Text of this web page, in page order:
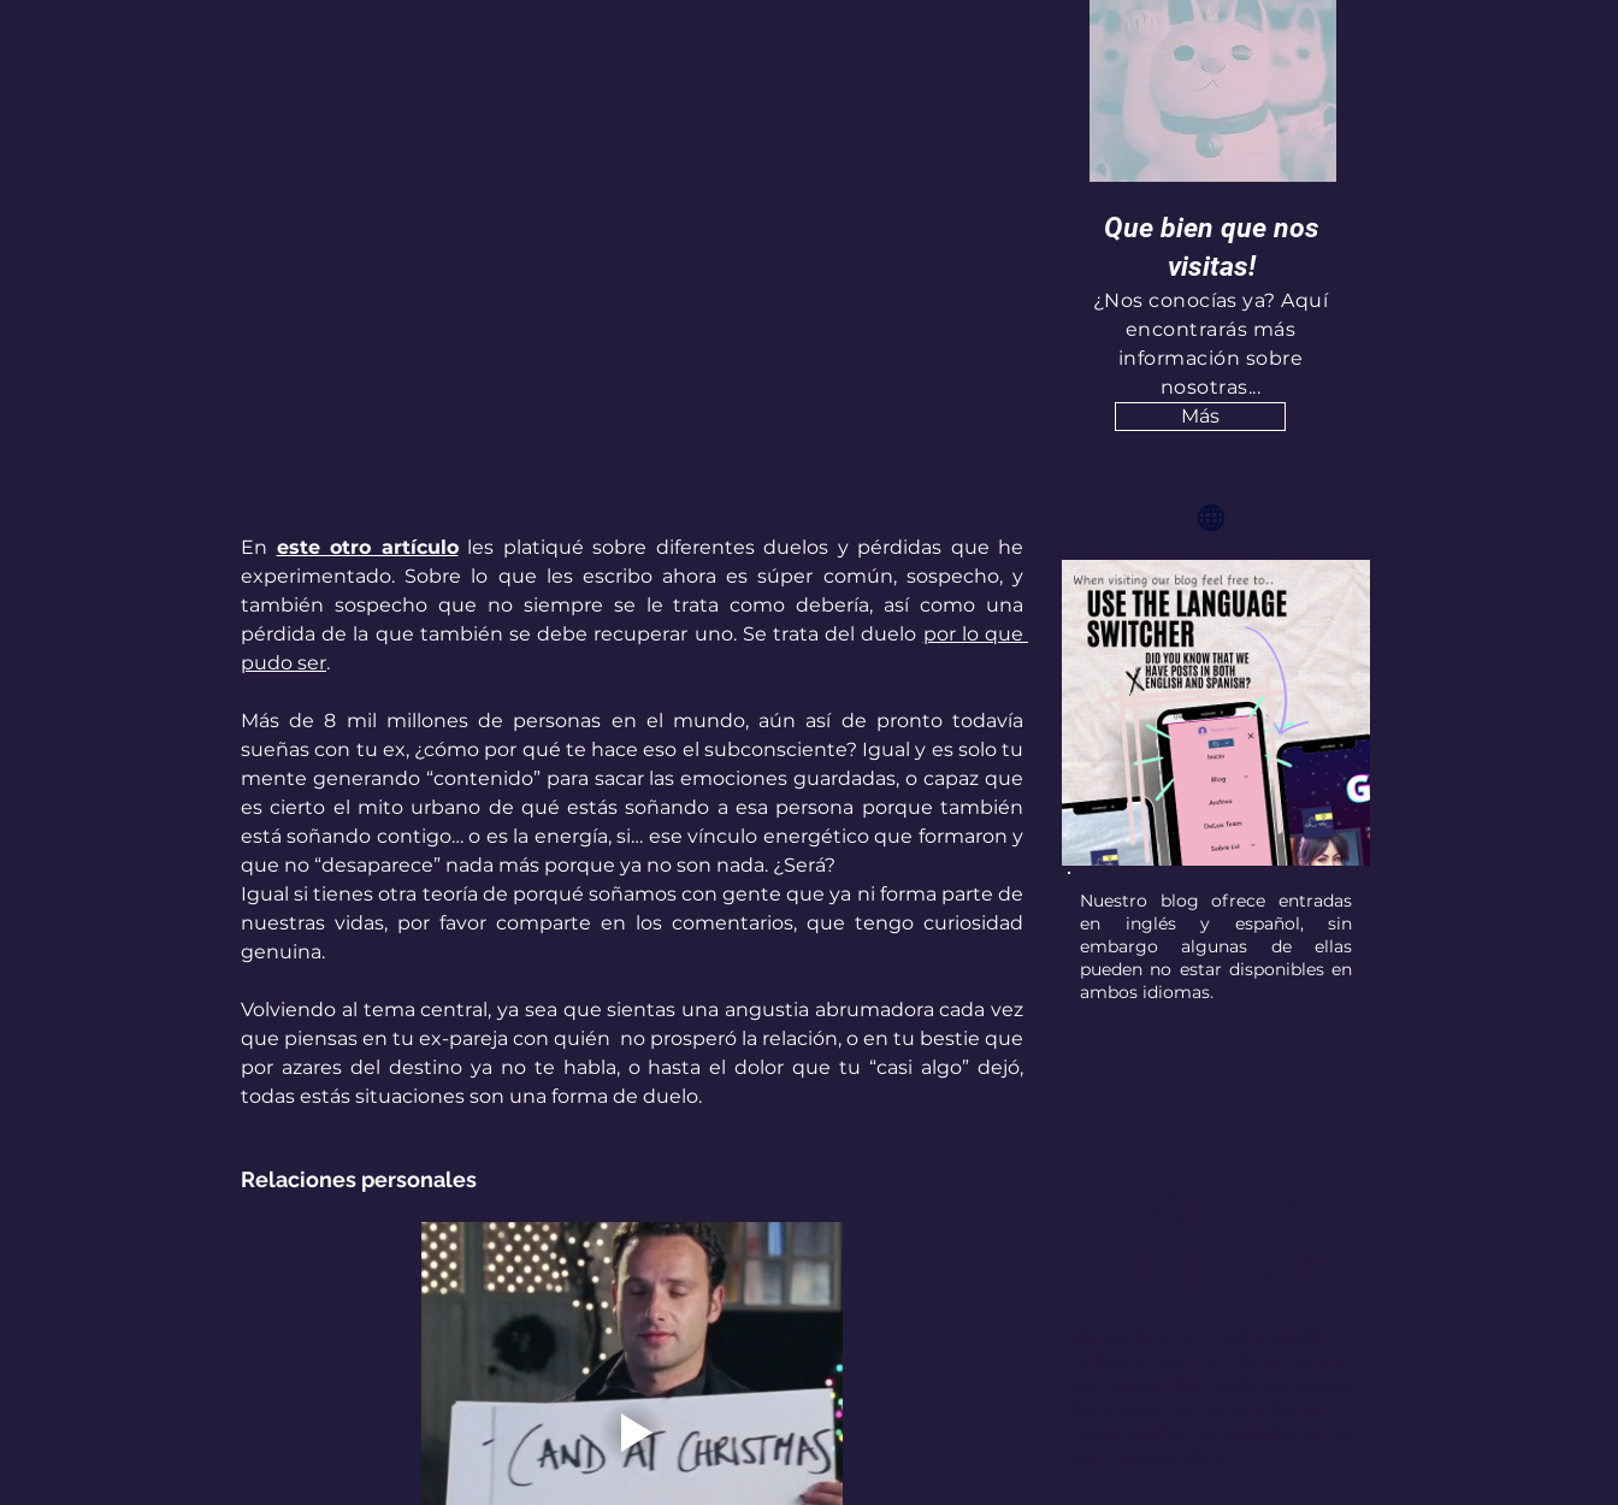
En este otro artículo les platiqué sobre diferentes duelos y pérdidas que he
experimentado. Sobre lo que les escribo ahora es súper común, sospecho, y
también sospecho que no siempre se le trata como debería, así como una
pérdida de la que también se debe recuperar uno. Se trata del duelo por lo que
pudo ser.
Más de 8 mil millones de personas en el mundo, aún así de pronto todavía
sueñas con tu ex, ¿cómo por qué te hace eso el subconsciente? Igual y es solo tu
mente generando “contenido” para sacar las emociones guardadas, o capaz que
es cierto el mito urbano de qué estás soñando a esa persona porque también
está soñando contigo… o es la energía, si… ese vínculo energético que formaron y
que no “desaparece” nada más porque ya no son nada. ¿Será?
Igual si tienes otra teoría de porqué soñamos con gente que ya ni forma parte de
nuestras vidas, por favor comparte en los comentarios, que tengo curiosidad
genuina.
Volviendo al tema central, ya sea que sientas una angustia abrumadora cada vez
que piensas en tu ex-pareja con quién  no prosperó la relación, o en tu bestie que
por azares del destino ya no te habla, o hasta el dolor que tu “casi algo” dejó,
todas estás situaciones son una forma de duelo.
Relaciones personales
Que bien que nos
visitas!
¿Nos conocías ya? Aquí
encontrarás más
información sobre
nosotras...
Más
Nuestro blog ofrece entradas
en inglés y español, sin
embargo algunas de ellas
pueden no estar disponibles en
ambos idiomas.